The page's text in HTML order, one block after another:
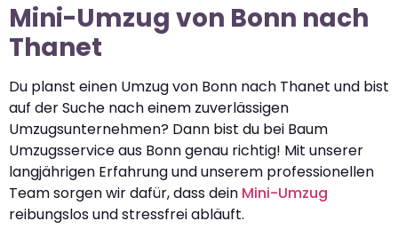
Mini-Umzug von Bonn nach
Thanet
Du planst einen Umzug von Bonn nach Thanet und bist
auf der Suche nach einem zuverlässigen
Umzugsunternehmen? Dann bist du bei Baum
Umzugsservice aus Bonn genau richtig! Mit unserer
langjährigen Erfahrung und unserem professionellen
Team sorgen wir dafür, dass dein Mini-Umzug
reibungslos und stressfrei abläuft.